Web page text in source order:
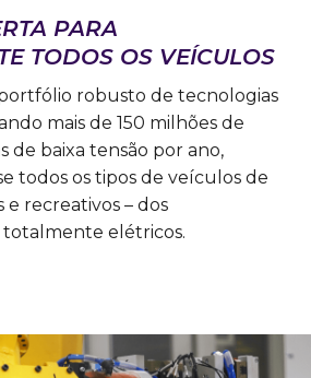
PARA
TODOS OS VEÍCULOS
robusto de tecnologias
mais de 150 milhões de
de baixa tensão por ano,
todos os tipos de veículos de
e recreativos – dos
totalmente elétricos.